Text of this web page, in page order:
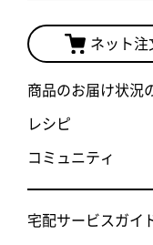
ネット注
商品のお届け状況
レシピ
コミュニティ
宅配サービスガイ